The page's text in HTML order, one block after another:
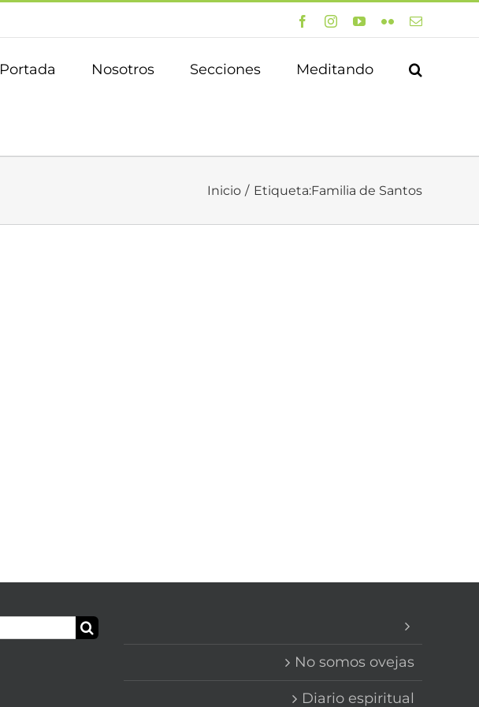
FacebookInstagramYouTube
FlickrCorreo
Portada Nosotros Secciones Meditando
Inicio Etiqueta:Familia de Santos
No somos ovejas
Diario espiritual